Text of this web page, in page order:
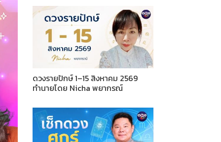
ดวงรายปักษ์ 1–15 สิงหาคม 2569
ทำนายโดย Nicha พยากรณ์